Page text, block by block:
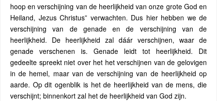
hoop en verschijning van de heerlijkheid van onze grote God en
Heiland, Jezus Christus” verwachten. Dus hier hebben we de
verschijning van de genade en de verschijning van de
heerlijkheid. De heerlijkheid zal dáár verschijnen, waar de
genade verschenen is. Genade leidt tot heerlijkheid. Dit
gedeelte spreekt niet over het het verschijnen van de gelovigen
in de hemel, maar van de verschijning van de heerlijkheid op
aarde. Op dit ogenblik is het de heerlijkheid van de mens, die
verschijnt; binnenkort zal het de heerlijkheid van God zijn.